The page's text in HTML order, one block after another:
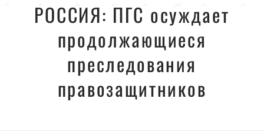
РОССИЯ: ПГС осуждает
продолжающиеся
преследования
правозащитников